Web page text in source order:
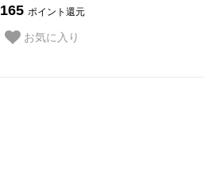
165 ポイント還元
お気に入り